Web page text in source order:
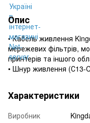
Опис
• Кабель живлення
мережевих фільтрів,
принтерів та іншого
• Шнур живлення (С13-
Характеристики
Виробник